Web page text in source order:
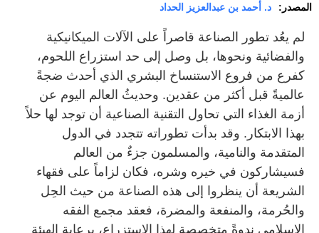
المصدر: د. أحمد بن عبدالعزيز الحداد
لم يعُد تطور الصناعة قاصراً على الآلات الميكانيكية
والفضائية ونحوها، بل وصل إلى حد استزراع اللحوم،
كفرع من فروع الاستنساخ البشري الذي أحدث ضجةً
عالميةً قبل أكثر من عقدين. وحديثُ العالم اليوم عن
أزمة الغذاء التي تحاول التقنية الصناعية أن توجد لها حلاً
بهذا الابتكار. وقد بدأت تطوراته تتجدد في الدول
المتقدمة والنامية، والمسلمون جزءٌ من العالم
فسيشاركون في خيره وشره، فكان لزاماً على فقهاء
الشريعة أن ينظروا إلى هذه الصناعة من حيث الحِل
والحُرمة، والمنفعة والمضرة، فعقد مجمع الفقه
الإسلامي ندوةً متخصصة لهذا الاستزراع، برعاية الهيئة